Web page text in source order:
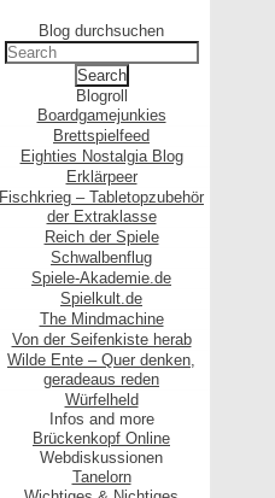
Blog durchsuchen
Search
for:
Blogroll
Boardgamejunkies
Brettspielfeed
Eighties Nostalgia Blog
Erklärpeer
Fischkrieg – Tabletopzubehör
der Extraklasse
Reich der Spiele
Schwalbenflug
Spiele-Akademie.de
Spielkult.de
The Mindmachine
Von der Seifenkiste herab
Wilde Ente – Quer denken,
geradeaus reden
Würfelheld
Infos and more
Brückenkopf Online
Webdiskussionen
Tanelorn